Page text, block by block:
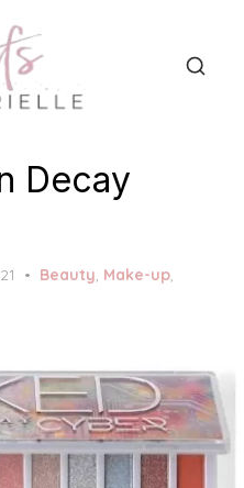
Decay
Beauty, Make-up,